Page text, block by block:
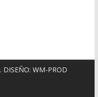
. DISEÑO: WM-PROD